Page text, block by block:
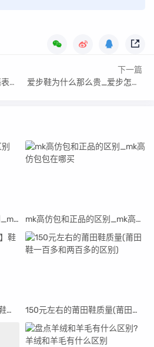
）
下一篇
爱步鞋为什么那么贵_爱步怎么样爱步的鞋子为什么这么贵
原单mcm和正品有什么区别_mcm原单吧 mk高仿包和正品的区别_mk高仿包包在哪买
【鞋子复刻跟原版的区别】鞋子复刻跟原版的区别是什么 150元左右的莆田鞋质量(莆田鞋一百多和两百多的区别)